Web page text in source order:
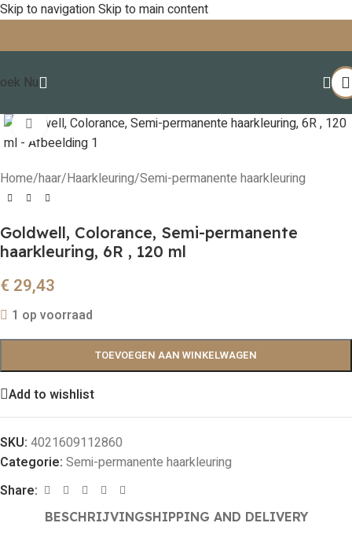
Skip to navigationSkip to main content
Nu
Click to enlarge
Home/haar/Haarkleuring/Semi-permanente haarkleuring
Goldwell, Colorance, Semi-permanente
haarkleuring, 6R , 120 ml
€ 29,43
1 op voorraad
TOEVOEGEN AAN WINKELWAGEN
Add to wishlist
SKU: 4021609112860
Categorie: Semi-permanente haarkleuring
Share:
BESCHRIJVINGSHIPPING AND DELIVERY